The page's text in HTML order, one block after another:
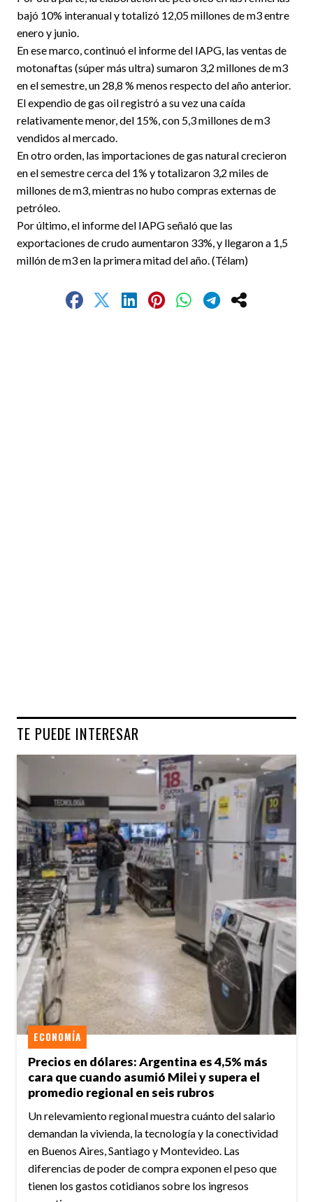
bajó 10% interanual y totalizó 12,05 millones de m3 entre
enero y junio.
En ese marco, continuó el informe del IAPG, las ventas de
motonaftas (súper más ultra) sumaron 3,2 millones de m3
en el semestre, un 28,8 % menos respecto del año anterior.
El expendio de gas oil registró a su vez una caída
relativamente menor, del 15%, con 5,3 millones de m3
vendidos al mercado.
En otro orden, las importaciones de gas natural crecieron
en el semestre cerca del 1% y totalizaron 3,2 miles de
millones de m3, mientras no hubo compras externas de
petróleo.
Por último, el informe del IAPG señaló que las
exportaciones de crudo aumentaron 33%, y llegaron a 1,5
millón de m3 en la primera mitad del año. (Télam)
TE PUEDE INTERESAR
Precios en dólares: Argentina es 4,5% más
cara que cuando asumió Milei y supera el
promedio regional en seis rubros
ECONOMÍA
Un relevamiento regional muestra cuánto del salario
demandan la vivienda, la tecnología y la conectividad
en Buenos Aires, Santiago y Montevideo. Las
diferencias de poder de compra exponen el peso que
tienen los gastos cotidianos sobre los ingresos